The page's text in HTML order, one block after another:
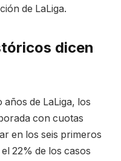
de LaLiga.
dicen
de LaLiga, los
con cuotas
en los seis primeros
22% de los casos